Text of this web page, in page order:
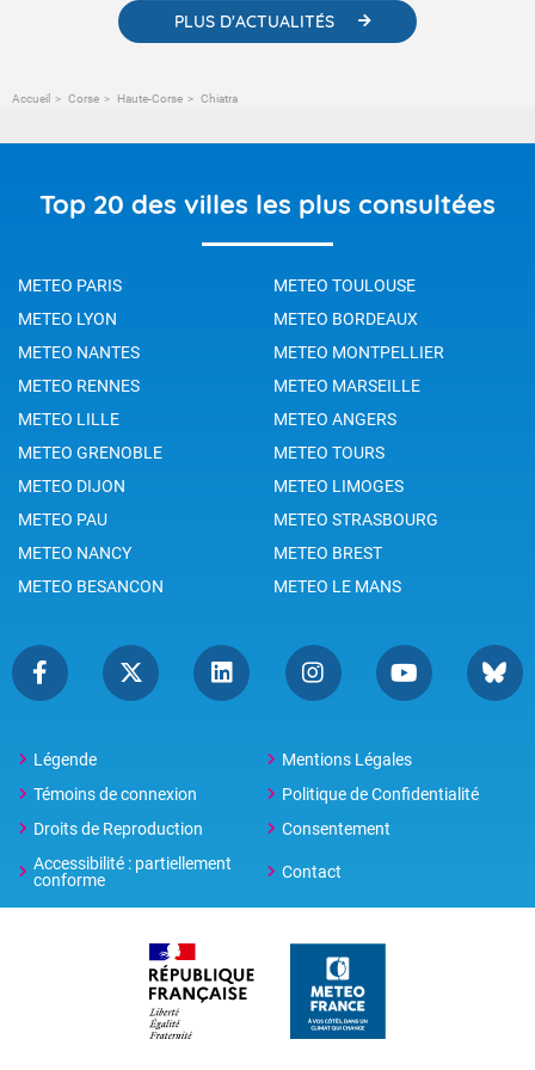
PLUS D'ACTUALITÉS
Accueil Corse Haute-Corse Chiatra
Top 20 des villes les plus consultées
METEO PARIS
METEO TOULOUSE
METEO LYON
METEO BORDEAUX
METEO NANTES
METEO MONTPELLIER
METEO RENNES
METEO MARSEILLE
METEO LILLE
METEO ANGERS
METEO GRENOBLE
METEO TOURS
METEO DIJON
METEO LIMOGES
METEO PAU
METEO STRASBOURG
METEO NANCY
METEO BREST
METEO BESANCON
METEO LE MANS
Légende
Mentions Légales
Témoins de connexion
Politique de Confidentialité
Droits de Reproduction
Consentement
Accessibilité : partiellement
conforme
Contact